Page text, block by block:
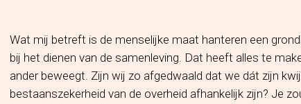
Wat mij betreft is de menselijke maat hanteren een
bij het dienen van de samenleving. Dat heeft alles te
ander beweegt. Zijn wij zo afgedwaald dat we dát zijn
bestaanszekerheid van de overheid afhankelijk zijn? Je